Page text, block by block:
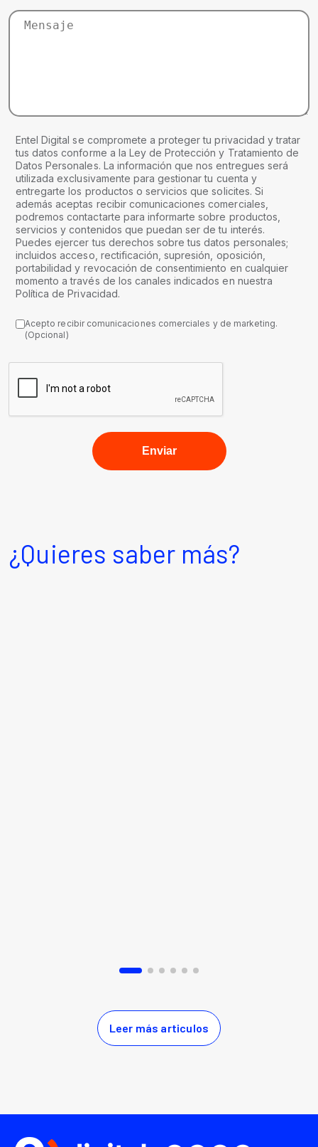
Entel Digital se compromete a proteger tu privacidad y tratar
tus datos conforme a la Ley de Protección y Tratamiento de
Datos Personales. La información que nos entregues será
utilizada exclusivamente para gestionar tu cuenta y
entregarte los productos o servicios que solicites. Si
además aceptas recibir comunicaciones comerciales,
podremos contactarte para informarte sobre productos,
servicios y contenidos que puedan ser de tu interés.
Puedes ejercer tus derechos sobre tus datos personales;
incluidos acceso, rectificación, supresión, oposición,
portabilidad y revocación de consentimiento en cualquier
momento a través de los canales indicados en nuestra
Política de Privacidad.
Acepto recibir comunicaciones comerciales y de marketing.
(Opcional)
¿Quieres saber más?